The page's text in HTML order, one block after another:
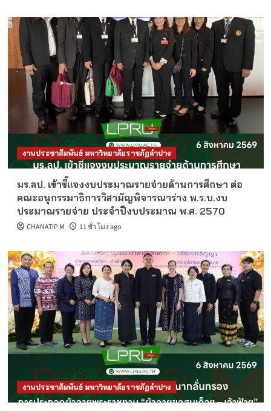
งานประชาสัมพันธ์ มหาวิทยาลัยราชภัฏลำปาง
มร.ลป. เข้าชี้แจงงบประมาณรายจ่ายด้านการศึกษา ต่อ
คณะอนุกรรมาธิการวิสามัญพิจารณาร่าง พ.ร.บ.งบ
ประมาณรายจ่าย ประจำปีงบประมาณ พ.ศ. 2570
CHANATIP.M 11 ชั่วโมง ago
งานประชาสัมพันธ์ มหาวิทยาลัยราชภัฏลำปาง